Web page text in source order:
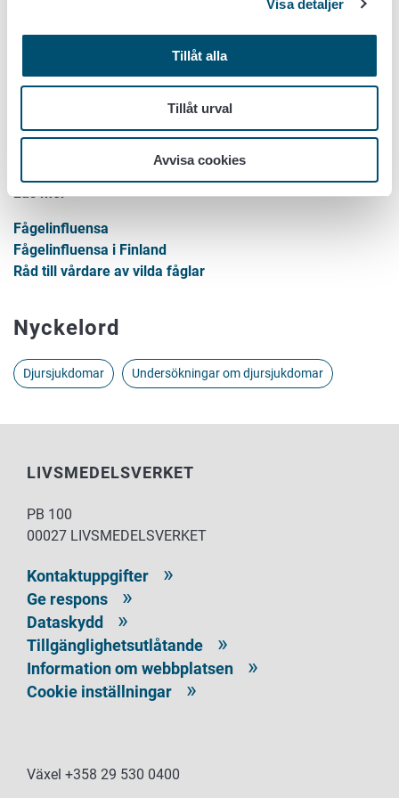
Visa detaljer
Tillåt alla
Tillåt urval
Avvisa cookies
Fågelinfluensavirus har låg förmåga att smitta människor,
och smitta kräver vanligtvis nära kontakt med sjuka vilda
fåglar, fjäderfä eller deras sekret. Smittan kan dock orsaka
allvarlig sjukdom, så det är viktigt att undvika exponering
Läs mer
Fågelinfluensa
Fågelinfluensa i Finland
Råd till vårdare av vilda fåglar
Nyckelord
Djursjukdomar Undersökningar om djursjukdomar
LIVSMEDELSVERKET
PB 100
00027 LIVSMEDELSVERKET
Kontaktuppgifter
Ge respons
Dataskydd
Tillgänglighetsutlåtande
Information om webbplatsen
Cookie inställningar
Växel +358 29 530 0400